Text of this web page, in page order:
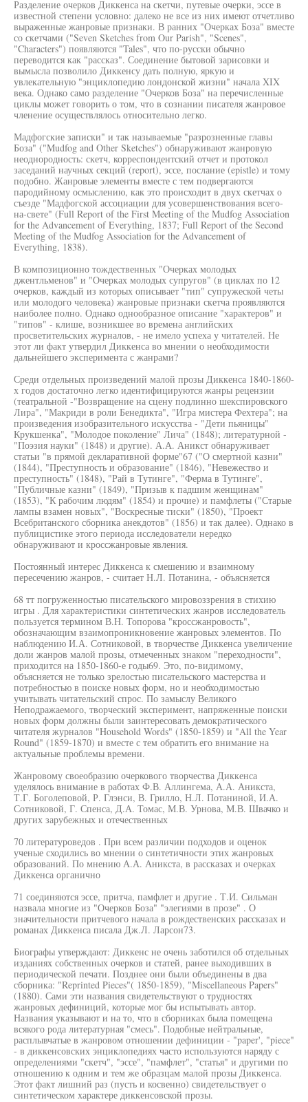
Разделение очерков Диккенса на скетчи, путевые очерки, эссе в
известной степени условно: далеко не все из них имеют отчетливо
выраженные жанровые признаки. В ранних "Очерках Боза" вместе
со скетчами ("Seven Sketches from Our Parish", "Scenes",
"Characters") появляются "Tales", что по-русски обычно
переводится как "рассказ". Соединение бытовой зарисовки и
вымысла позволило Диккенсу дать полную, яркую и
увлекательную "энциклопедию лондонской жизни" начала XIX
века. Однако само разделение "Очерков Боза" на перечисленные
циклы может говорить о том, что в сознании писателя жанровое
членение осуществлялось относительно легко.
Мадфогские записки" и так называемые "разрозненные главы
Боза" ("Mudfog and Other Sketches") обнаруживают жанровую
неоднородность: скетч, корреспондентский отчет и протокол
заседаний научных секций (report), эссе, послание (epistle) и тому
подобно. Жанровые элементы вместе с тем подвергаются
пародийному осмыслению, как это происходит в двух скетчах о
съезде "Мадфогской ассоциации для усовершенствования всего-
на-свете" (Full Report of the First Meeting of the Mudfog Association
for the Advancement of Everything, 1837; Full Report of the Second
Meeting of the Mudfog Association for the Advancement of
Everything, 1838).
В композиционно тождественных "Очерках молодых
джентльменов" и "Очерках молодых супругов" (в циклах по 12
очерков, каждый из которых описывает "тип" супружеской четы
или молодого человека) жанровые признаки скетча проявляются
наиболее полно. Однако однообразное описание "характеров" и
"типов" - клише, возникшее во времена английских
просветительских журналов, - не имело успеха у читателей. Не
этот ли факт утвердил Диккенса во мнении о необходимости
дальнейшего эксперимента с жанрами?
Среди отдельных произведений малой прозы Диккенса 1840-1860-
х годов достаточно легко идентифицируются жанры рецензии
(театральной -"Возвращение на сцену подлинно шекспировского
Лира", "Макриди в роли Бенедикта", "Игра мистера Фехтера"; на
произведения изобразительного искусства - "Дети пьяницы"
Крукшенка", "Молодое поколение" Лича" (1848); литературной -
"Поэзия науки" (1848) и другие). А.А. Аникст обнаруживает
статьи "в прямой декларативной форме"67 ("О смертной казни"
(1844), "Преступность и образование" (1846), "Невежество и
преступность" (1848), "Рай в Тутинге", "Ферма в Тутинге",
"Публичные казни" (1849), "Призыв к падшим женщинам"
(1853), "К рабочим людям" (1854) и прочие) и памфлеты ("Старые
лампы взамен новых", "Воскресные тиски" (1850), "Проект
Всебританского сборника анекдотов" (1856) и так далее). Однако в
публицистике этого периода исследователи нередко
обнаруживают и кроссжанровые явления.
Постоянный интерес Диккенса к смешению и взаимному
пересечению жанров, - считает Н.Л. Потанина, - объясняется
68 тт погруженностью писательского мировоззрения в стихию
игры . Для характеристики синтетических жанров исследователь
пользуется термином В.Н. Топорова "кроссжанровость",
обозначающим взаимопроникновение жанровых элементов. По
наблюдению И.А. Сотниковой, в творчестве Диккенса увеличение
доли жанров малой прозы, отмеченных знаком "переходности",
приходится на 1850-1860-е годы69. Это, по-видимому,
объясняется не только зрелостью писательского мастерства и
потребностью в поиске новых форм, но и необходимостью
учитывать читательский спрос. По замыслу Великого
Неподражаемого, творческий эксперимент, напряженные поиски
новых форм должны были заинтересовать демократического
читателя журналов "Household Words" (1850-1859) и "All the Year
Round" (1859-1870) и вместе с тем обратить его внимание на
актуальные проблемы времени.
Жанровому своеобразию очеркового творчества Диккенса
уделялось внимание в работах Ф.В. Аллингема, А.А. Аникста,
Т.Г. Боголеповой, Р. Глэнси, В. Грилло, Н.Л. Потаниной, И.А.
Сотниковой, Г. Спенса, Д.А. Томас, М.В. Урнова, М.В. Швачко и
других зарубежных и отечественных
70 литературоведов . При всем различии подходов и оценок
ученые сходились во мнении о синтетичности этих жанровых
образований. По мнению А.А. Аникста, в рассказах и очерках
Диккенса органично
71 соединяются эссе, притча, памфлет и другие . Т.И. Сильман
назвала многие из "Очерков Боза" "элегиями в прозе" . О
значительности притчевого начала в рождественских рассказах и
романах Диккенса писала Дж.Л. Ларсон73.
Биографы утверждают: Диккенс не очень заботился об отдельных
изданиях собственных очерков и статей, ранее выходивших в
периодической печати. Позднее они были объединены в два
сборника: "Reprinted Pieces"( 1850-1859), "Miscellaneous Papers"
(1880). Сами эти названия свидетельствуют о трудностях
жанровых дефиниций, которые мог бы испытывать автор.
Названия указывают и на то, что в сборниках была помещена
всякого рода литературная "смесь". Подобные нейтральные,
расплывчатые в жанровом отношении дефиниции - "paper', "piece"
- в диккенсовских энциклопедиях часто используются наряду с
определениями "скетч", "эссе", "памфлет", "статья" и другими по
отношению к одним и тем же образцам малой прозы Диккенса.
Этот факт лишний раз (пусть и косвенно) свидетельствует о
синтетическом характере диккенсовской прозы.